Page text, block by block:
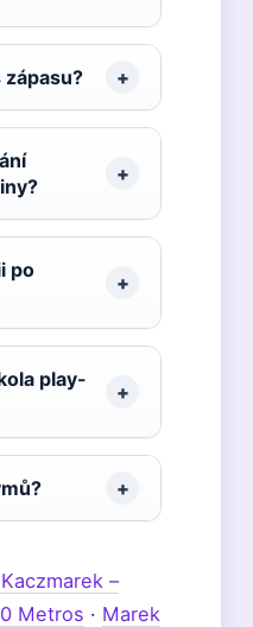
po
play-
–
Metros · Marek